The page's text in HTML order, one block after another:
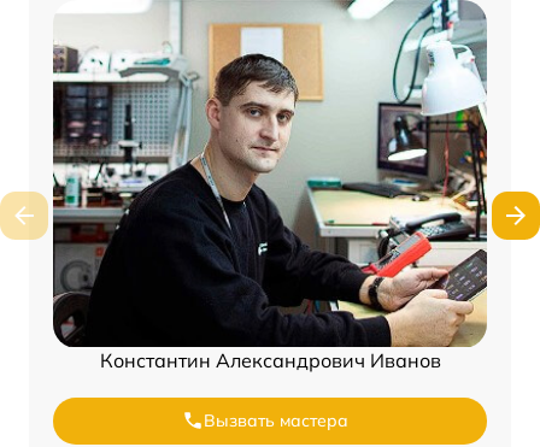
Константин Александрович Иванов
Вызвать мастера